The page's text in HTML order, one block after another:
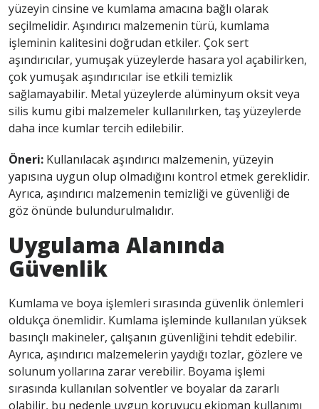
yüzeyin cinsine ve kumlama amacına bağlı olarak
seçilmelidir. Aşındırıcı malzemenin türü, kumlama
işleminin kalitesini doğrudan etkiler. Çok sert
aşındırıcılar, yumuşak yüzeylerde hasara yol açabilirken,
çok yumuşak aşındırıcılar ise etkili temizlik
sağlamayabilir. Metal yüzeylerde alüminyum oksit veya
silis kumu gibi malzemeler kullanılırken, taş yüzeylerde
daha ince kumlar tercih edilebilir.
Öneri: Kullanılacak aşındırıcı malzemenin, yüzeyin
yapısına uygun olup olmadığını kontrol etmek gereklidir.
Ayrıca, aşındırıcı malzemenin temizliği ve güvenliği de
göz önünde bulundurulmalıdır.
Uygulama Alanında
Güvenlik
Kumlama ve boya işlemleri sırasında güvenlik önlemleri
oldukça önemlidir. Kumlama işleminde kullanılan yüksek
basınçlı makineler, çalışanın güvenliğini tehdit edebilir.
Ayrıca, aşındırıcı malzemelerin yaydığı tozlar, gözlere ve
solunum yollarına zarar verebilir. Boyama işlemi
sırasında kullanılan solventler ve boyalar da zararlı
olabilir, bu nedenle uygun koruyucu ekipman kullanımı